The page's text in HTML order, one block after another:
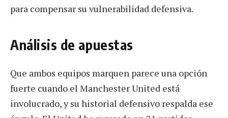
para compensar su vulnerabilidad defensiva.
Análisis de apuestas
Que ambos equipos marquen parece una opción
fuerte cuando el Manchester United está
involucrado, y su historial defensivo respalda ese